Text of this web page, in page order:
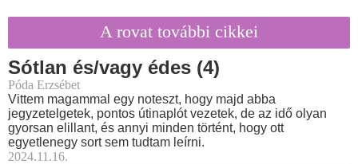
A rovat további cikkei
Sótlan és/vagy édes (4)
Póda Erzsébet
Vittem magammal egy noteszt, hogy majd abba
jegyzetelgetek, pontos útinaplót vezetek, de az idő olyan
gyorsan elillant, és annyi minden történt, hogy ott
egyetlenegy sort sem tudtam leírni.
2024.11.16.